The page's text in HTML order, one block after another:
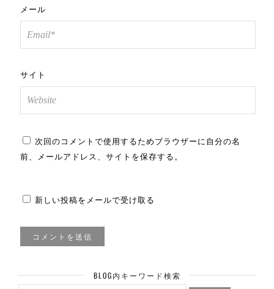
メール
サイト
次回のコメントで使用するためブラウザーに自分の名
前、メールアドレス、サイトを保存する。
新しい投稿をメールで受け取る
BLOG内キーワード検索
検